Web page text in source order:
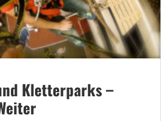
Kletterparks –